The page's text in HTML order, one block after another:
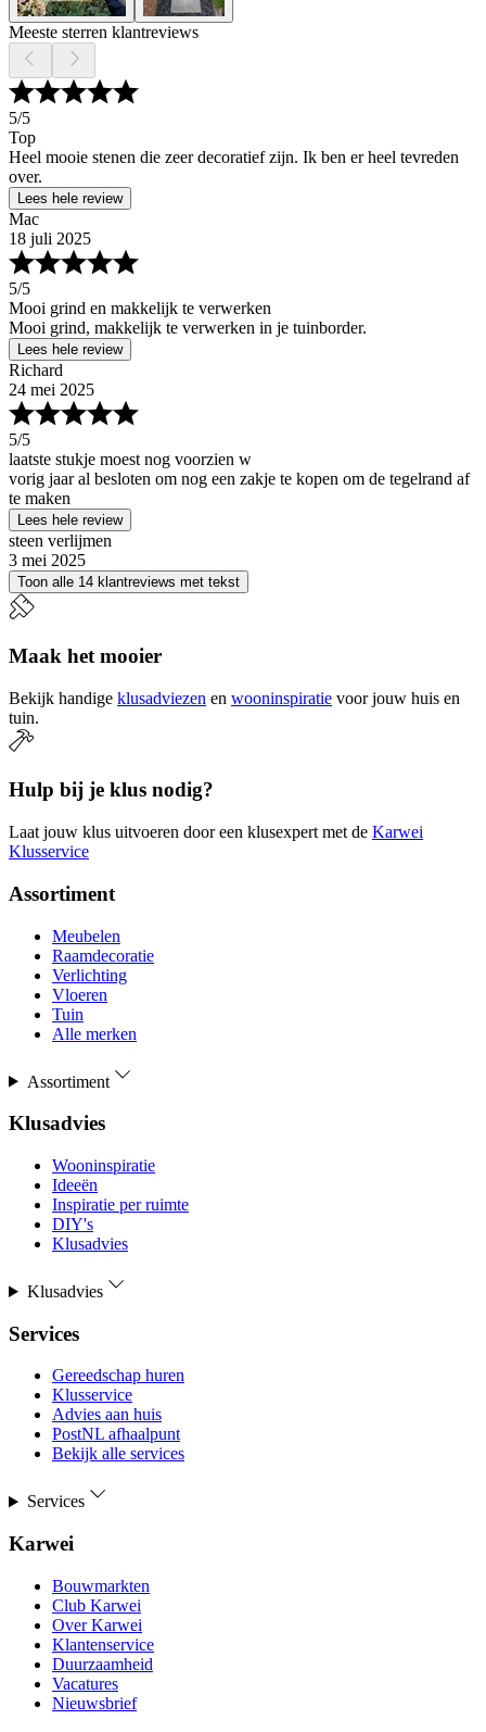
Meeste sterren klantreviews
5/5
Top
Heel mooie stenen die zeer decoratief zijn. Ik ben er heel tevreden
over.
Lees hele review
Mac
18 juli 2025
5/5
Mooi grind en makkelijk te verwerken
Mooi grind, makkelijk te verwerken in je tuinborder.
Lees hele review
Richard
24 mei 2025
5/5
laatste stukje moest nog voorzien w
vorig jaar al besloten om nog een zakje te kopen om de tegelrand af
te maken
Lees hele review
steen verlijmen
3 mei 2025
Toon alle 14 klantreviews met tekst
Maak het mooier
Bekijk handige klusadviezen en wooninspiratie voor jouw huis en
tuin.
Hulp bij je klus nodig?
Laat jouw klus uitvoeren door een klusexpert met de Karwei
Klusservice
Assortiment
Meubelen
Raamdecoratie
Verlichting
Vloeren
Tuin
Alle merken
Assortiment
Klusadvies
Wooninspiratie
Ideeën
Inspiratie per ruimte
DIY's
Klusadvies
Klusadvies
Services
Gereedschap huren
Klusservice
Advies aan huis
PostNL afhaalpunt
Bekijk alle services
Services
Karwei
Bouwmarkten
Club Karwei
Over Karwei
Klantenservice
Duurzaamheid
Vacatures
Nieuwsbrief